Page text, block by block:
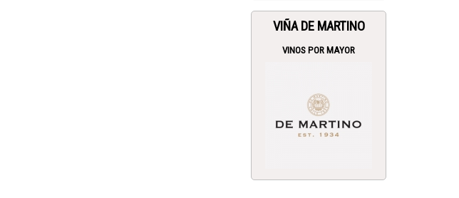
VIÑA DE MARTINO
VINOS POR MAYOR